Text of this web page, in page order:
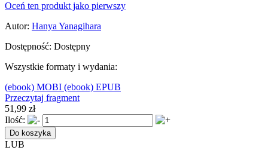
Oceń ten produkt jako pierwszy
Autor: Hanya Yanagihara
Dostępność: Dostępny
Wszystkie formaty i wydania:
(ebook) MOBI (ebook) EPUB
Przeczytaj fragment
51,99 zł
Ilość:
Do koszyka
LUB